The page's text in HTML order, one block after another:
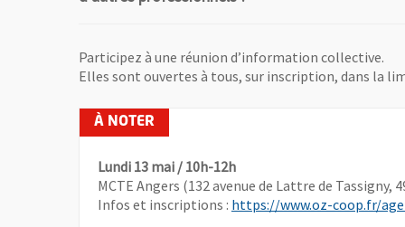
Participez à une réunion d’information collective.
Elles sont ouvertes à tous, sur inscription, dans la
Lundi 13 mai / 10h-12h
MCTE Angers (132 avenue de Lattre de Tassigny,
Infos et inscriptions : https://www.oz-coop.fr/